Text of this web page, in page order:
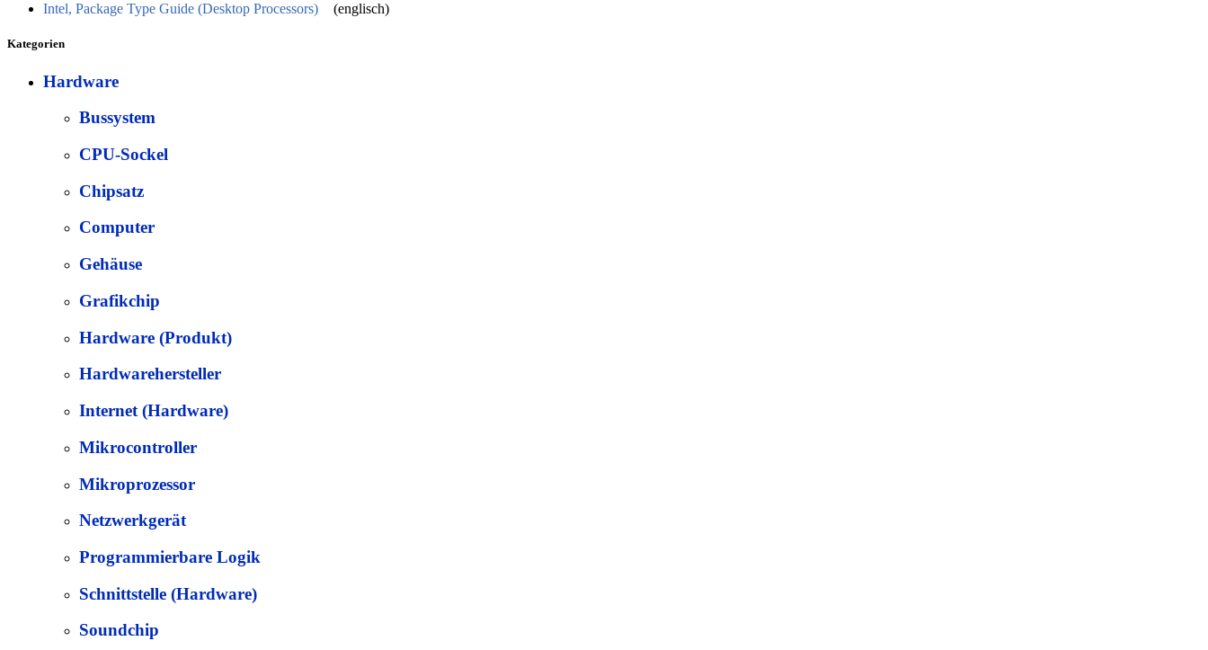
Intel, Package Type Guide (Desktop Processors) (englisch)
Kategorien
Hardware
Bussystem
CPU-Sockel
Chipsatz
Computer
Gehäuse
Grafikchip
Hardware (Produkt)
Hardwarehersteller
Internet (Hardware)
Mikrocontroller
Mikroprozessor
Netzwerkgerät
Programmierbare Logik
Schnittstelle (Hardware)
Soundchip